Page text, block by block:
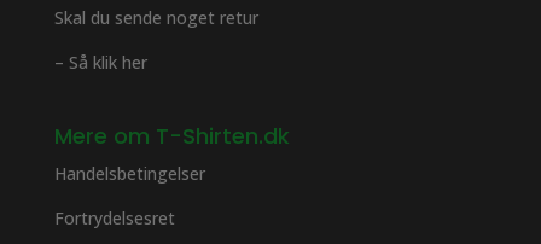
Skal du sende noget retur
– Så klik her
Mere om T-Shirten.dk
Handelsbetingelser
Fortrydelsesret